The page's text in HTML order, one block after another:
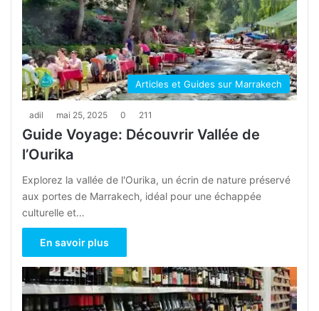
Articles et Guides sur Marrakech
adil mai 25, 2025 0 211
Guide Voyage: Découvrir Vallée de
l’Ourika
Explorez la vallée de l'Ourika, un écrin de nature préservé
aux portes de Marrakech, idéal pour une échappée
culturelle et…
En savoir plus